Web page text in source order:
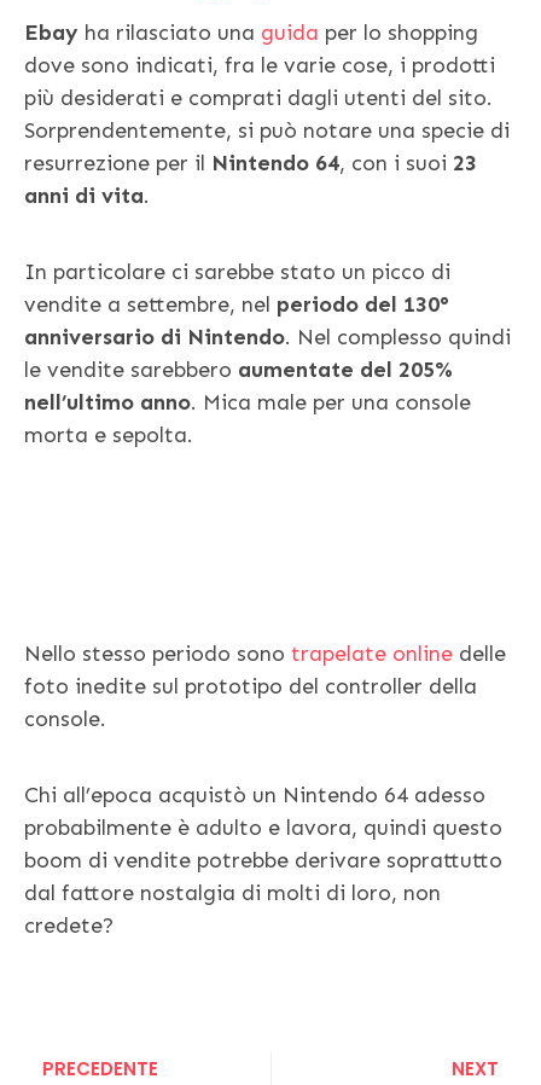
Ebay ha rilasciato una guida per lo shopping
dove sono indicati, fra le varie cose, i prodotti
più desiderati e comprati dagli utenti del sito.
Sorprendentemente, si può notare una specie di
resurrezione per il Nintendo 64, con i suoi 23
anni di vita.
In particolare ci sarebbe stato un picco di
vendite a settembre, nel periodo del 130°
anniversario di Nintendo. Nel complesso quindi
le vendite sarebbero aumentate del 205%
nell’ultimo anno. Mica male per una console
morta e sepolta.
Nello stesso periodo sono trapelate online delle
foto inedite sul prototipo del controller della
console.
Chi all’epoca acquistò un Nintendo 64 adesso
probabilmente è adulto e lavora, quindi questo
boom di vendite potrebbe derivare soprattutto
dal fattore nostalgia di molti di loro, non
credete?
PRECEDENTE NEXT